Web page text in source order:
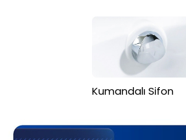
Kumandalı Sifon